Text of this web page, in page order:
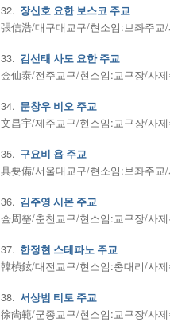
32. 장신호 요한 보스코 주교
張信浩/대구대교구/현소임:보좌주
33. 김선태 사도 요한 주교
金仙泰/전주교구/현소임:교구장/사
34. 문창우 비오 주교
文昌宇/제주교구/현소임:교구장/사
35. 구요비 욥 주교
具要備/서울대교구/현소임:보좌주
36. 김주영 시몬 주교
金周瑩/춘천교구/현소임:교구장/사
37. 한정현 스테파노 주교
韓楨鉉/대전교구/현소임:총대리/사
38. 서상범 티토 주교
徐尙範/군종교구/현소임:교구장/사